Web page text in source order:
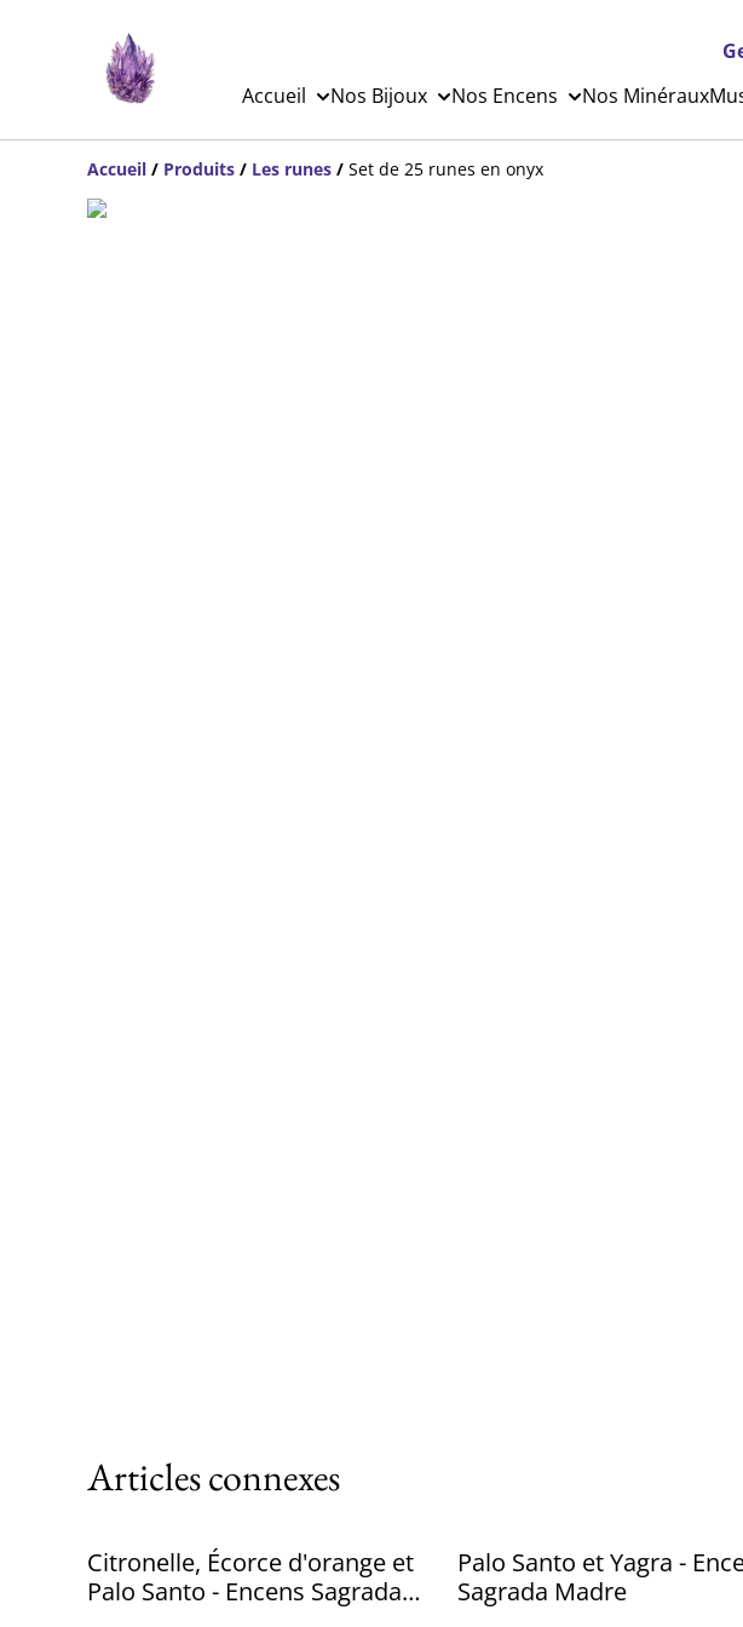
Accueil
Nos Bijoux Nos Encens Nos Minéraux
Accueil / Produits / Les runes / Set de 25 runes en onyx
Articles connexes
Citronelle, Écorce d'orange et
Palo Santo - Encens Sagrada
Palo Santo et Yagra -
Sagrada Madre